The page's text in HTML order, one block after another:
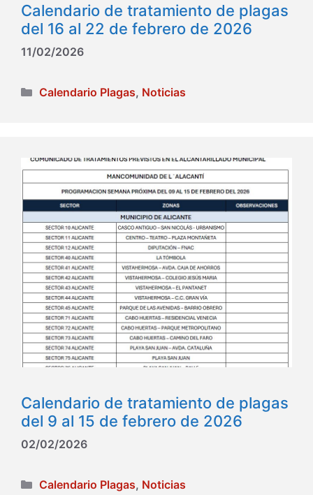
Calendario de tratamiento de plagas
del 16 al 22 de febrero de 2026
11/02/2026
Categorías
Calendario Plagas, Noticias
Calendario de tratamiento de plagas
del 9 al 15 de febrero de 2026
02/02/2026
Categorías
Calendario Plagas, Noticias